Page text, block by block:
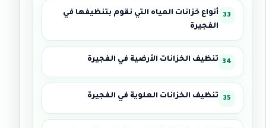
أنواع خزانات المياه التي نقوم بتنظيفها في
الفجيرة
تنظيف الخزانات الأرضية في الفجيرة
تنظيف الخزانات العلوية في الفجيرة